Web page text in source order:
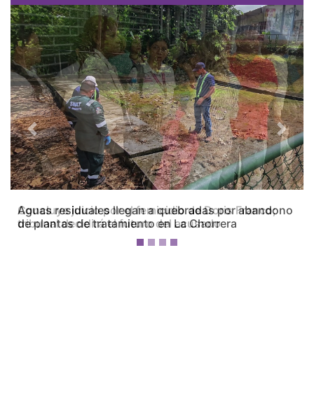
Concluye juicio por el femicidio de Doris Franco;
tribunal decidirá el futuro del acusado
Previous Next